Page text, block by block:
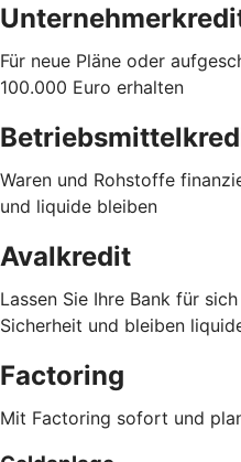
Für neue Pläne oder
100.000 Euro erhalten
Waren und Rohstoffe
und liquide bleiben
Avalkredit
Lassen Sie Ihre Bank für
Sicherheit und bleiben
Factoring
Mit Factoring sofort und